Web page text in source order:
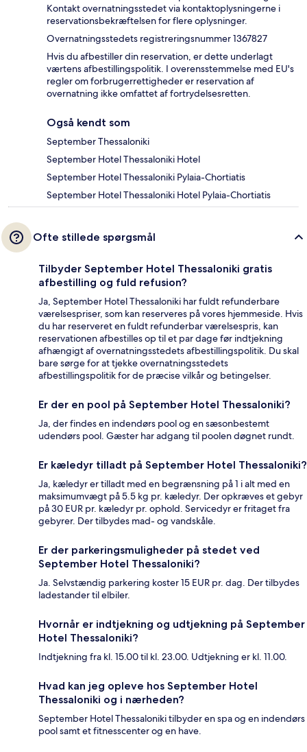
Kontakt overnatningsstedet via kontaktoplysningerne i
reservationsbekræftelsen for flere oplysninger.
Overnatningsstedets registreringsnummer 1367827
Hvis du afbestiller din reservation, er dette underlagt
værtens afbestillingspolitik. I overensstemmelse med EU's
regler om forbrugerrettigheder er reservation af
overnatning ikke omfattet af fortrydelsesretten.
Også kendt som
September Thessaloniki
September Hotel Thessaloniki Hotel
September Hotel Thessaloniki Pylaia-Chortiatis
September Hotel Thessaloniki Hotel Pylaia-Chortiatis
Ofte stillede spørgsmål
Tilbyder September Hotel Thessaloniki gratis
afbestilling og fuld refusion?
Ja, September Hotel Thessaloniki har fuldt refunderbare
værelsespriser, som kan reserveres på vores hjemmeside. Hvis
du har reserveret en fuldt refunderbar værelsespris, kan
reservationen afbestilles op til et par dage før indtjekning
afhængigt af overnatningsstedets afbestillingspolitik. Du skal
bare sørge for at tjekke overnatningsstedets
afbestillingspolitik for de præcise vilkår og betingelser.
Er der en pool på September Hotel Thessaloniki?
Ja, der findes en indendørs pool og en sæsonbestemt
udendørs pool. Gæster har adgang til poolen døgnet rundt.
Er kæledyr tilladt på September Hotel Thessaloniki?
Ja, kæledyr er tilladt med en begrænsning på 1 i alt med en
maksimumvægt på 5.5 kg pr. kæledyr. Der opkræves et gebyr
på 30 EUR pr. kæledyr pr. ophold. Servicedyr er fritaget fra
gebyrer. Der tilbydes mad- og vandskåle.
Er der parkeringsmuligheder på stedet ved
September Hotel Thessaloniki?
Ja. Selvstændig parkering koster 15 EUR pr. dag. Der tilbydes
ladestander til elbiler.
Hvornår er indtjekning og udtjekning på September
Hotel Thessaloniki?
Indtjekning fra kl. 15.00 til kl. 23.00. Udtjekning er kl. 11.00.
Hvad kan jeg opleve hos September Hotel
Thessaloniki og i nærheden?
September Hotel Thessaloniki tilbyder en spa og en indendørs
pool samt et fitnesscenter og en have.